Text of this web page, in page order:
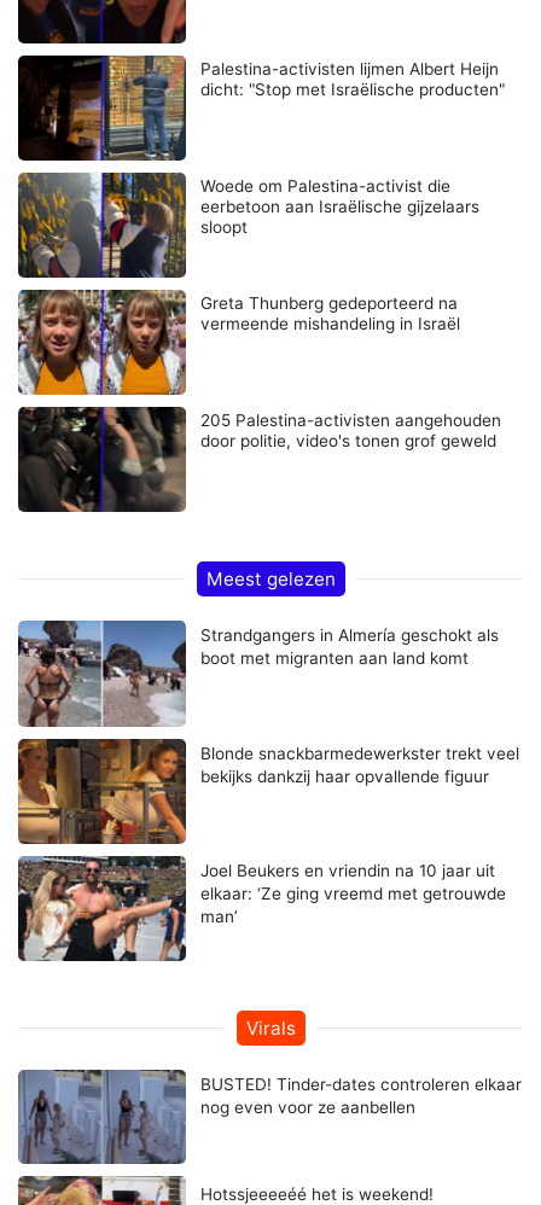
Palestina-activisten lijmen Albert Heijn
dicht: "Stop met Israëlische producten"
Woede om Palestina-activist die
eerbetoon aan Israëlische gijzelaars
sloopt
Greta Thunberg gedeporteerd na
vermeende mishandeling in Israël
205 Palestina-activisten aangehouden
door politie, video's tonen grof geweld
Meest gelezen
Strandgangers in Almería geschokt als
boot met migranten aan land komt
Blonde snackbarmedewerkster trekt veel
bekijks dankzij haar opvallende figuur
Joel Beukers en vriendin na 10 jaar uit
elkaar: ‘Ze ging vreemd met getrouwde
man’
Virals
BUSTED! Tinder-dates controleren elkaar
nog even voor ze aanbellen
Hotssjeeeeéé het is weekend!